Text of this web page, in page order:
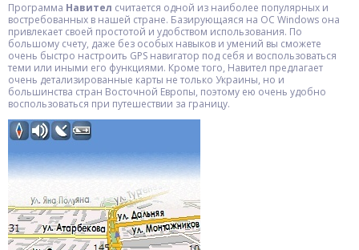
Программа Навител считается одной из наиболее популярных и
востребованных в нашей стране. Базирующаяся на ОС Windows она
привлекает своей простотой и удобством использования. По
большому счету, даже без особых навыков и умений вы сможете
очень быстро настроить GPS навигатор под себя и воспользоваться
теми или иными его функциями. Кроме того, Навител предлагает
очень детализированные карты не только Украины, но и
большинства стран Восточной Европы, поэтому ею очень удобно
воспользоваться при путешествии за границу.